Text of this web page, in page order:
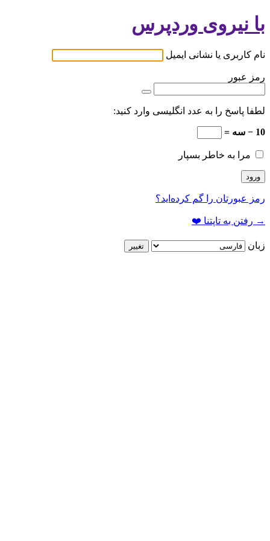
با نیروی وردپرس
نام کاربری یا نشانی ایمیل
رمز عبور
لطفا پاسخ را به عدد انگلیسی وارد کنید:
10 − سه =
مرا به خاطر بسپار
رمز عبورتان را گم کرده‌اید؟
→ رفتن به تاپتنا ❤️
زبان